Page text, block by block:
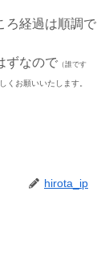
ろ経過は順調で
ずなので （誰です
くお願いいたします。
hirota_ip